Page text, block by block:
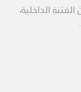
الداخلية،